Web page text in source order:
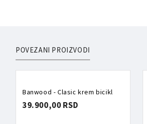
POVEZANI PROIZVODI
Banwood - Clasic krem bicikl
39.900,00 RSD